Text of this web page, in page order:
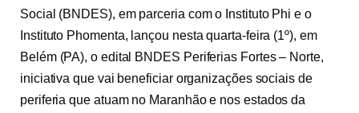
Social (BNDES), em parceria com o Instituto Phi e o
Instituto Phomenta, lançou nesta quarta-feira (1º), em
Belém (PA), o edital BNDES Periferias Fortes – Norte,
iniciativa que vai beneficiar organizações sociais de
periferia que atuam no Maranhão e nos estados da